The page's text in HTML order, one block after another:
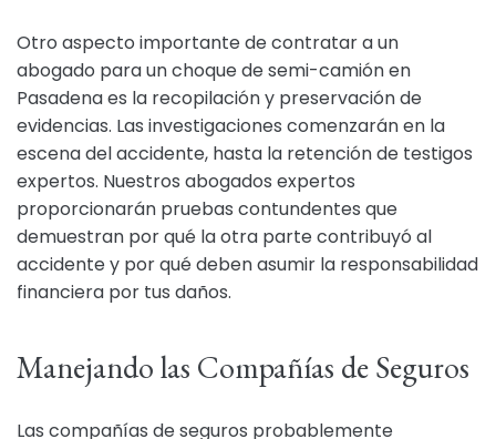
Otro aspecto importante de contratar a un
abogado para un choque de semi-camión en
Pasadena es la recopilación y preservación de
evidencias. Las investigaciones comenzarán en la
escena del accidente, hasta la retención de testigos
expertos. Nuestros abogados expertos
proporcionarán pruebas contundentes que
demuestran por qué la otra parte contribuyó al
accidente y por qué deben asumir la responsabilidad
financiera por tus daños.
Manejando las Compañías de Seguros
Las compañías de seguros probablemente